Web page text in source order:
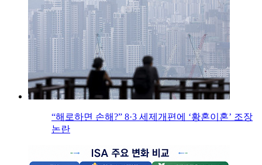
“해로하면 손해?” 8·3 세제개편에 ‘황혼이혼’ 조장
논란